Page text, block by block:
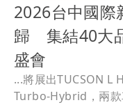
2026台中國際
歸 集結40大
盛會
...將展出TUCSON L
Turbo-Hybrid，兩款